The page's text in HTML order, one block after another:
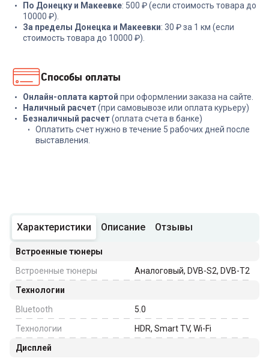
По Донецку и Макеевке: 500 ₽ (если стоимость товара до
10000 ₽).
За пределы Донецка и Макеевки: 30 ₽ за 1 км (если
стоимость товара до 10000 ₽).
Способы оплаты
Онлайн-оплата картой при оформлении заказа на сайте.
Наличный расчет(при самовывозе или оплата курьеру)
Безналичный расчет(оплата счета в банке)
Оплатить счет нужно в течение 5 рабочих дней после
выставления.
Характеристики Описание Отзывы
Встроенные тюнеры
Встроенные тюнеры
Аналоговый, DVB-S2, DVB-T2
Технологии
Bluetooth
5.0
Технологии
HDR, Smart TV, Wi-Fi
Дисплей